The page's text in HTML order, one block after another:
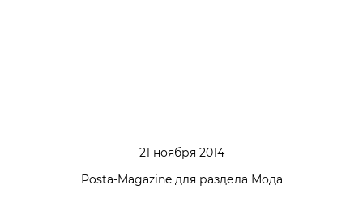
21 ноября 2014
Posta-Magazine для раздела Мода